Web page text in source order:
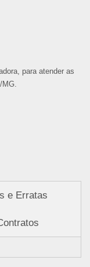
para atender as
e Erratas